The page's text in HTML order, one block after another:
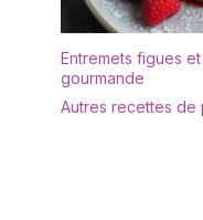
Entremets figues
gourmande
Autres recettes de